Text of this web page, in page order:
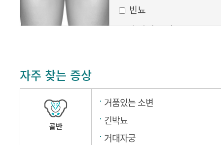
빈뇨
습관성 유산
탁한 소변
태아의 하강감
자주 찾는 증상
골반
거품있는 소변
긴박뇨
거대자궁